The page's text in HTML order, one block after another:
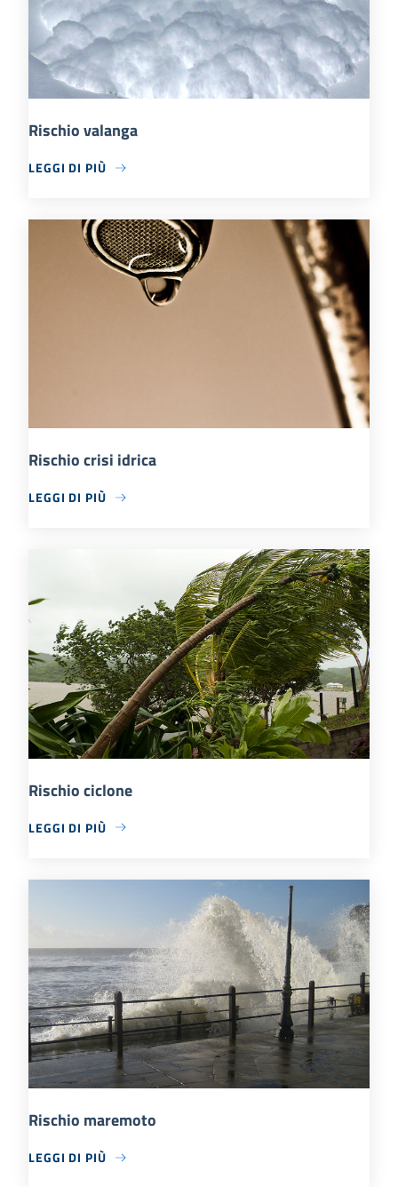
Rischio valanga
LEGGI DI PIÙ
Rischio crisi idrica
LEGGI DI PIÙ
Rischio ciclone
LEGGI DI PIÙ
Rischio maremoto
LEGGI DI PIÙ